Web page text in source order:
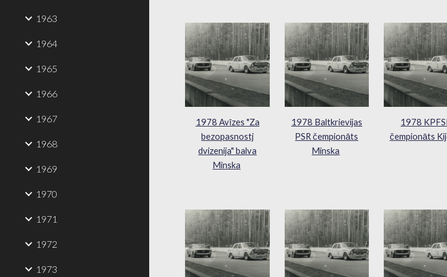
1963
1964
1965
1966
1967
1968
1969
1970
1971
1972
1973
1978 Avīzes "Za
bezopasnostj
dvizenija" balva
Minska
1978 Baltkrievijas
PSR čempionāts
Minska
1978
čempionāts